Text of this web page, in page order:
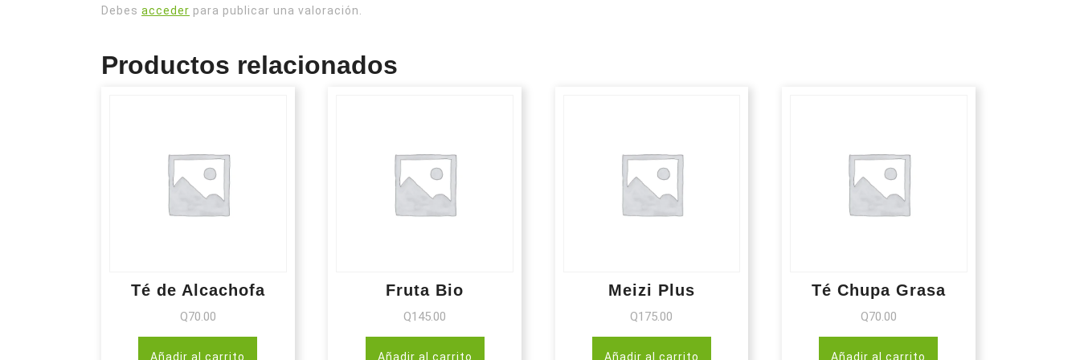
Debes acceder para publicar una valoración.
Productos relacionados
Té de Alcachofa
Q70.00
Añadir al carrito
Fruta Bio
Q145.00
Añadir al carrito
Meizi Plus
Q175.00
Añadir al carrito
Té Chupa Grasa
Q70.00
Añadir al carrito